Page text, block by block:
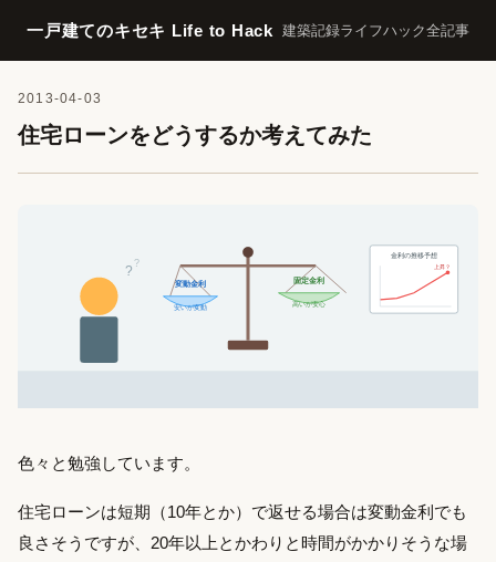
一戸建てのキセキ Life to Hack 建築記録ライフハック全記事
2013-04-03
住宅ローンをどうするか考えてみた
? ?
変動金利
安いが変動
固定金利
高いが安心
金利の推移予想
上昇？
色々と勉強しています。
住宅ローンは短期（10年とか）で返せる場合は変動金利でも
良さそうですが、20年以上とかわりと時間がかかりそうな場